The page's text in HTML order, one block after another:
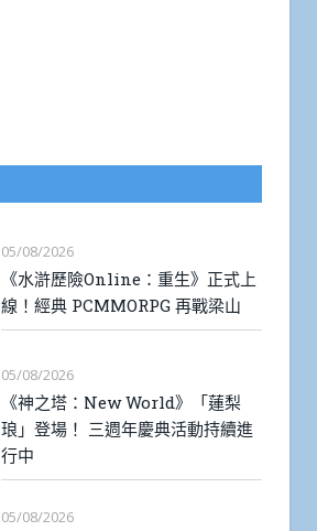
05/08/2026
《水滸歷險Online：重生》正式上
線！經典 PCMMORPG 再戰梁山
05/08/2026
《神之塔：New World》「蓮梨
琅」登場！ 三週年慶典活動持續進
行中
05/08/2026